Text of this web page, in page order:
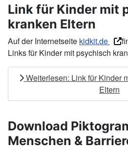
Link für Kinder mit
kranken Eltern
Auf der Internetseite kidkit.de
Links für Kinder mit psychisch
Weiterlesen: Link für Kinder
Eltern
Download
Menschen &